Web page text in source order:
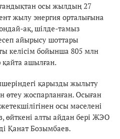
осы жылдың 27
жылу энергия орталығына
ақ, шілде-тамыз
айырысу шоттары
келісім бойынша 805 млн
қайта ашылған.
қарызды жылыту
өтеу жоспарланған. Осыған
осы мәселені
өйткені алты айдан бері ЖЭО
Қанат Бозымбаев.